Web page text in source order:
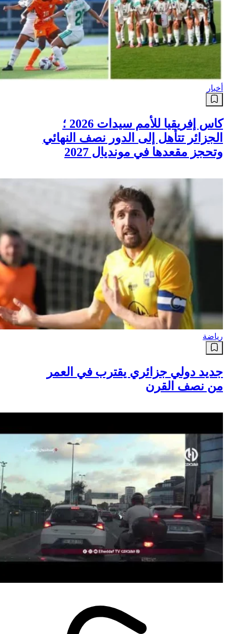
أخبار
كاس إفريقيا للأمم سيدات 2026 ؛
الجزائر تتأهل إلى الدور نصف النهائي
وتحجز مقعدها في مونديال 2027
رياضة
جديد دولي جزائري يقترب في العمر
من نصف القرن